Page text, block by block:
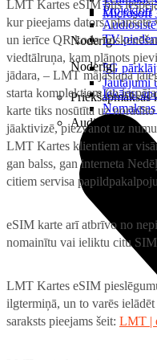
Microsoft
Noderīgi
5G
Jautājumi
Priekšapmaksas
Projektori
TV
Noderīgi
Iekārtu
Audio
LMT Kartes eSIM būs
kur pieejams dators,
un ierīce QR koda
viedtālruņa, kam plānots
jādara, – LMT mājaslapā
starta komplektiem (to
karte tiks nosūtīta uz
jāaktivizē, piezvanot uz
LMT Kartes klientiem ar
gan balss, gan interneta
citiem servisa
eSIM karte arī atbrīvo no
nomainītu vai ieliktu citu
LMT Kartes eSIM
ilgtermiņā, un to varēs
saraksts pieejams šeit: LMT |